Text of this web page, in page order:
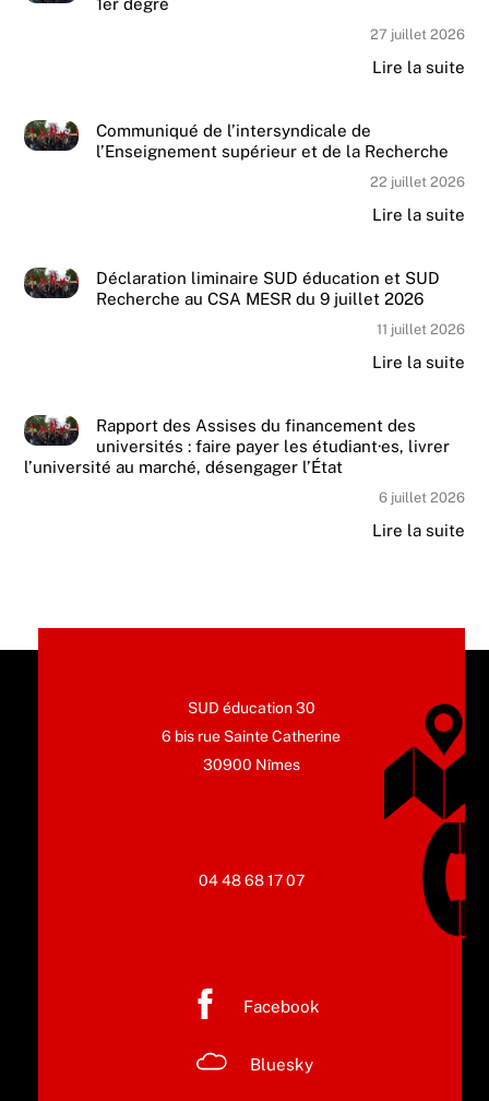
1er degré
27 juillet 2026
Lire la suite
Communiqué de l’intersyndicale de
l’Enseignement supérieur et de la Recherche
22 juillet 2026
Lire la suite
Déclaration liminaire SUD éducation et SUD
Recherche au CSA MESR du 9 juillet 2026
11 juillet 2026
Lire la suite
Rapport des Assises du financement des
universités : faire payer les étudiant·es, livrer
l’université au marché, désengager l’État
6 juillet 2026
Lire la suite
SUD éducation 30
6 bis rue Sainte Catherine
30900 Nîmes
04 48 68 17 07
Facebook
Bluesky